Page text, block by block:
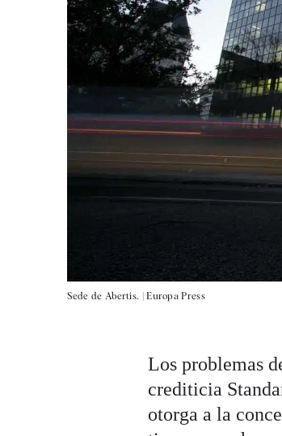
Sede de Abertis. |Europa Press
Los problemas
crediticia
otorga a la